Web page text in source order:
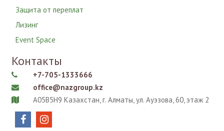
Защита от переплат
Лизинг
Event Space
Контакты
 +7-705-1333666
 office@nazgroup.kz
 A05B5H9 Казахстан, г. Алматы, ул. Ауэзова, 60, этаж 2
 